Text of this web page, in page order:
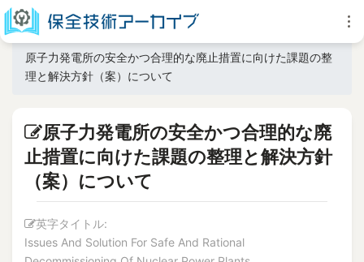
原子力発電所の安全かつ合理的な廃止措置に向けた課題の整
理と解決方針（案）について
原子力発電所の安全かつ合理的な廃
止措置に向けた課題の整理と解決方針
（案）について
英字タイトル:
Issues And Solution For Safe And Rational